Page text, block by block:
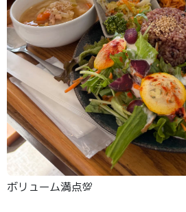
ボリューム満点💯